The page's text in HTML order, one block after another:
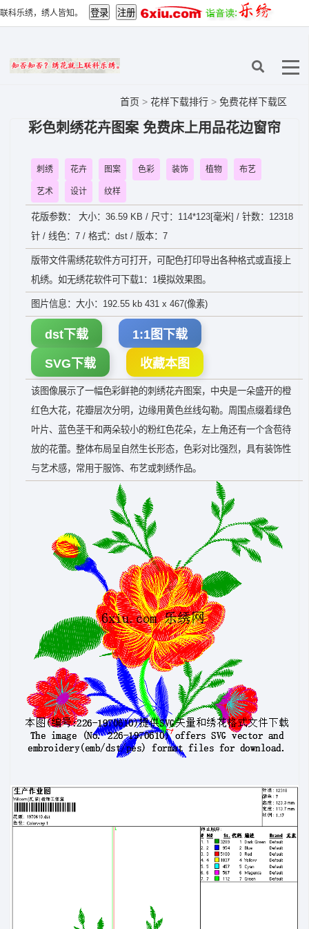
联科乐绣，绣人皆知。
首页 > 花样下载排行 > 免费花样下载区
彩色刺绣花卉图案 免费床上用品花边窗帘
刺绣 花卉 图案 色彩 装饰 植物 布艺
艺术 设计 纹样
花版参数： 大小：36.59 KB / 尺寸：114*123[毫米] / 针数：12318
针 / 线色：7 / 格式：dst / 版本：7
版带文件需绣花软件方可打开，可配色打印导出各种格式或直接上
机绣。如无绣花软件可下载1：1模拟效果图。
图片信息：大小：192.55 kb 431 x 467(像素)
dst下载 1:1图下载
SVG下载 收藏本图
该图像展示了一幅色彩鲜艳的刺绣花卉图案，中央是一朵盛开的橙
红色大花，花瓣层次分明，边缘用黄色丝线勾勒。周围点缀着绿色
叶片、蓝色茎干和两朵较小的粉红色花朵，左上角还有一个含苞待
放的花蕾。整体布局呈自然生长形态，色彩对比强烈，具有装饰性
与艺术感，常用于服饰、布艺或刺绣作品。